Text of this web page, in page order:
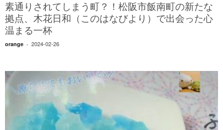
素通りされてしまう町？！松阪市飯南町の新たな
拠点、木花日和（このはなびより）で出会った心
温まる一杯
orange - 2024-02-26